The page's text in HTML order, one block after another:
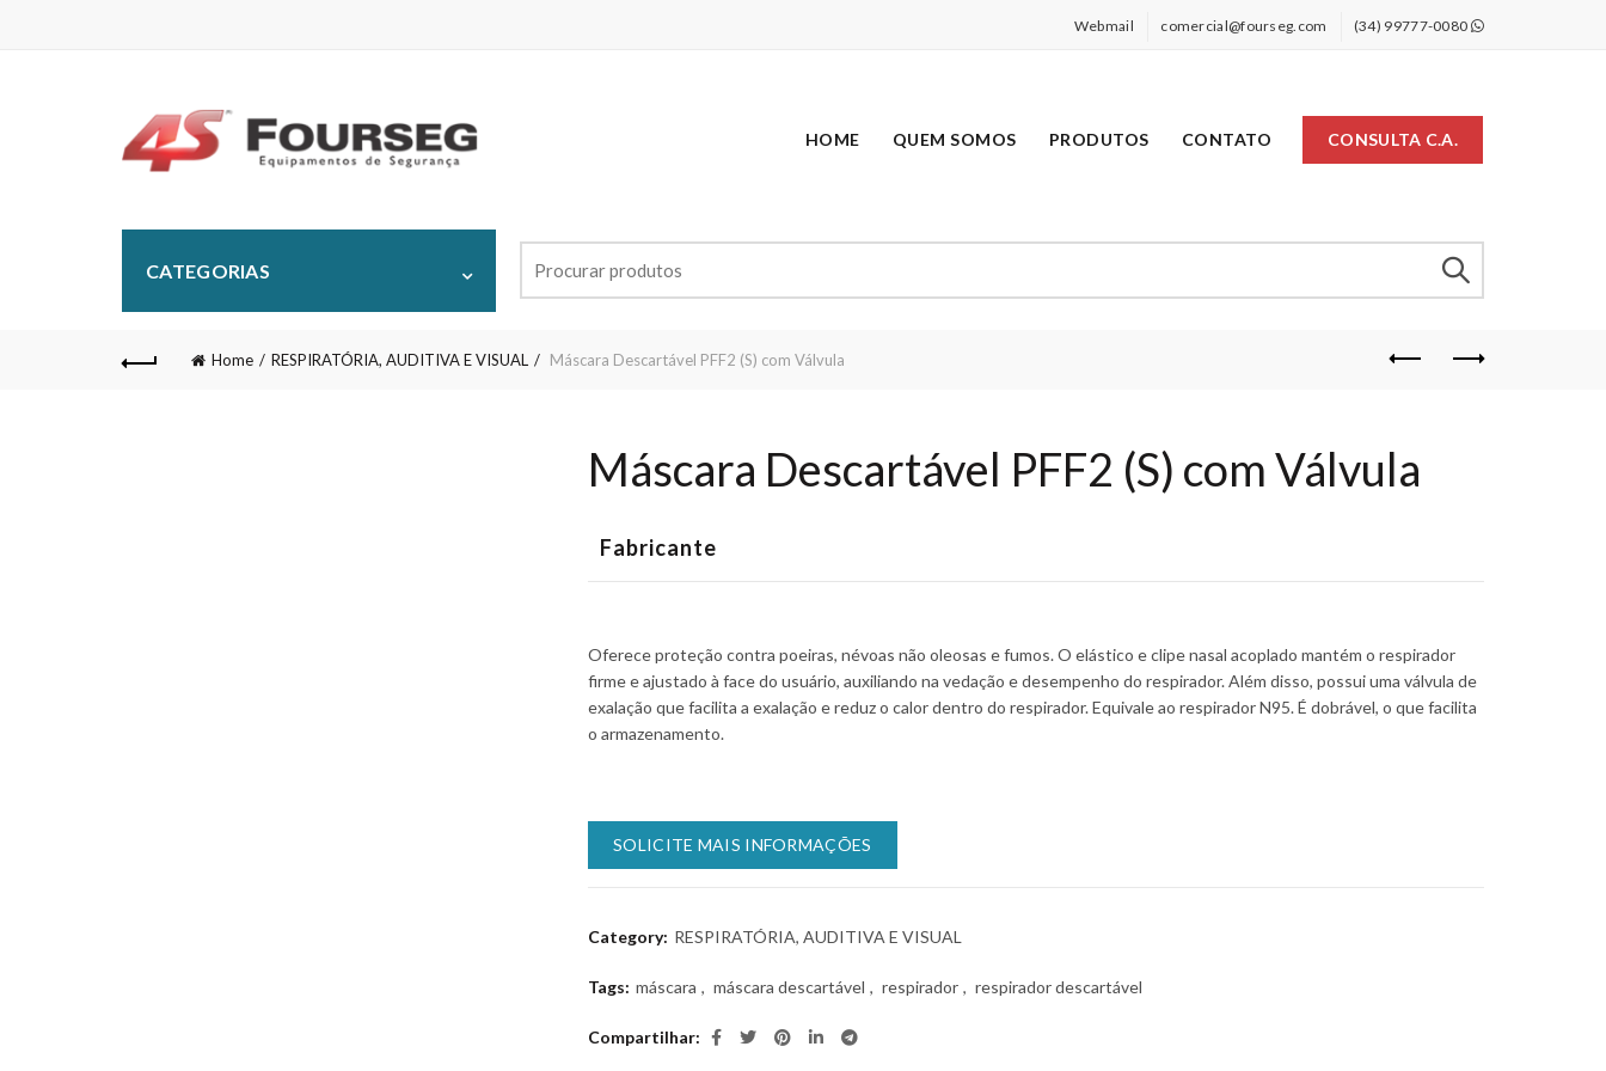
Webmail comercial@fourseg.com (34) 99777-0080
HOME QUEM SOMOS PRODUTOS CONTATO CONSULTA C.A.
CATEGORIAS
for:
Home RESPIRATÓRIA, AUDITIVA E VISUAL Máscara Descartável PFF2 (S) com Válvula
Máscara Descartável PFF2 (S) com Válvula
Fabricante
Oferece proteção contra poeiras, névoas não oleosas e fumos. O elástico e clipe nasal acoplado mantém o respirador
firme e ajustado à face do usuário, auxiliando na vedação e desempenho do respirador. Além disso, possui uma válvula de
exalação que facilita a exalação e reduz o calor dentro do respirador. Equivale ao respirador N95. É dobrável, o que facilita
o armazenamento.
SOLICITE MAIS INFORMAÇÕES
Category: RESPIRATÓRIA, AUDITIVA E VISUAL
Tags: máscara , máscara descartável , respirador , respirador descartável
Compartilhar